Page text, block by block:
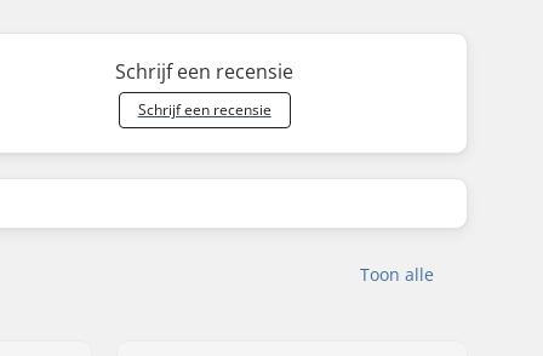
Schrijf een recensie
Schrijf een recensie
Toon alle